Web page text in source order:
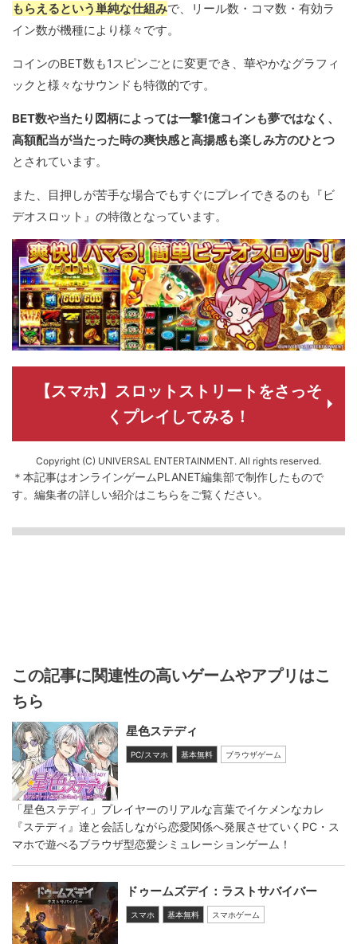
もらえるという単純な仕組みで、リール数・コマ数・有効ラ
イン数が機種により様々です。
コインのBET数も1スピンごとに変更でき、華やかなグラフィ
ックと様々なサウンドも特徴的です。
BET数や当たり図柄によっては一撃1億コインも夢ではなく、
高額配当が当たった時の爽快感と高揚感も楽しみ方のひとつ
とされています。
また、目押しが苦手な場合でもすぐにプレイできるのも『ビ
デオスロット』の特徴となっています。
【スマホ】スロットストリートをさっそ
くプレイしてみる！
Copyright (C) UNIVERSAL ENTERTAINMENT. All rights reserved.
＊本記事はオンラインゲームPLANET編集部で制作したもので
す。 編集者の詳しい紹介はこちらをご覧ください。
この記事に関連性の高いゲームやアプリはこ
ちら
星色ステディ
PC/スマホ 基本無料 ブラウザゲーム
「星色ステディ」プレイヤーのリアルな言葉でイケメンなカレ
『ステディ』達と会話しながら恋愛関係へ発展させていくPC・ス
マホで遊べるブラウザ型恋愛シミュレーションゲーム！
ドゥームズデイ：ラストサバイバー
スマホ 基本無料 スマホゲーム